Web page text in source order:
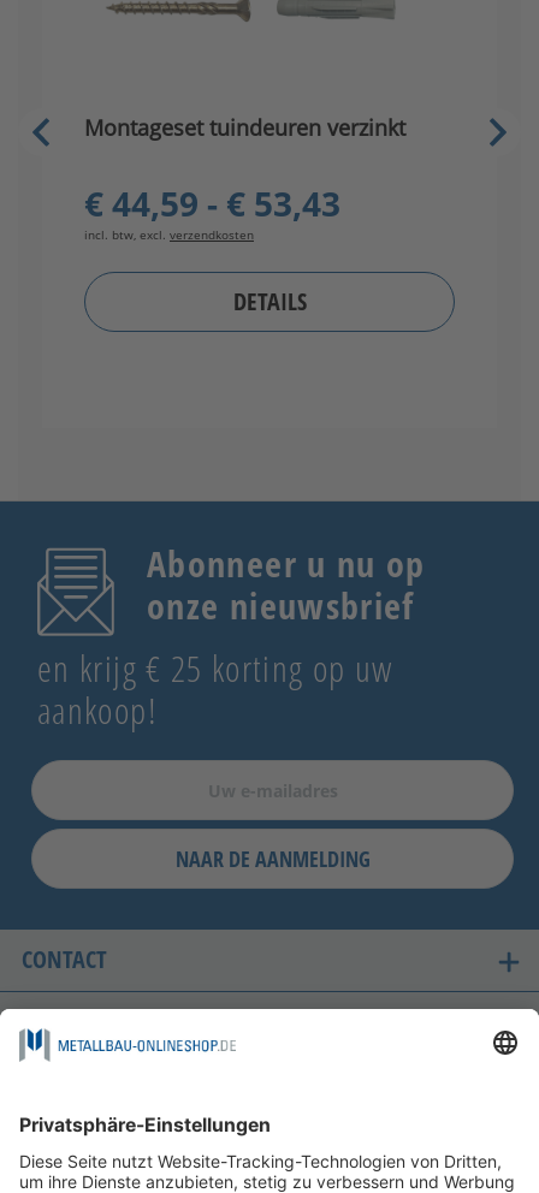
Montageset tuindeuren verzinkt
€ 44,59 - € 53,43
incl. btw, excl. verzendkosten
DETAILS
Abonneer u nu op
onze nieuwsbrief
en krijg € 25 korting op uw
aankoop!
NAAR DE AANMELDING
CONTACT
ONZE LANDEN VAN LEVERING
FOLGEN SIE UNS AUF